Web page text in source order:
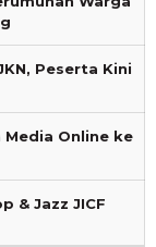
Peserta Kini
Online ke
& Jazz JICF